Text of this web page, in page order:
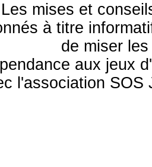
mises et
à titre
de miser
aux jeux
l'association